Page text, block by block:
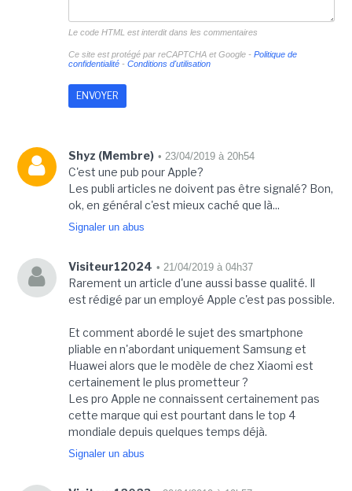
Le code HTML est interdit dans les commentaires
Ce site est protégé par reCAPTCHA et Google - Politique de
confidentialité- Conditions d'utilisation
Shyz (Membre) • 23/04/2019 à 20h54
C'est une pub pour Apple?
Les publi articles ne doivent pas être signalé? Bon,
ok, en général c'est mieux caché que là...
Signaler un abus
Visiteur12024 • 21/04/2019 à 04h37
Rarement un article d'une aussi basse qualité. Il
est rédigé par un employé Apple c'est pas possible.
Et comment abordé le sujet des smartphone
pliable en n'abordant uniquement Samsung et
Huawei alors que le modèle de chez Xiaomi est
certainement le plus prometteur ?
Les pro Apple ne connaissent certainement pas
cette marque qui est pourtant dans le top 4
mondiale depuis quelques temps déjà.
Signaler un abus